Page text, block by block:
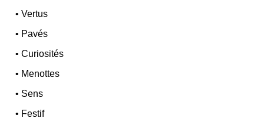
•Vertus
• Pavés
•Curiosités
• Menottes
• Sens
• Festif